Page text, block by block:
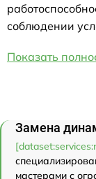
соблюдении
Показать
Замена
мастерами с